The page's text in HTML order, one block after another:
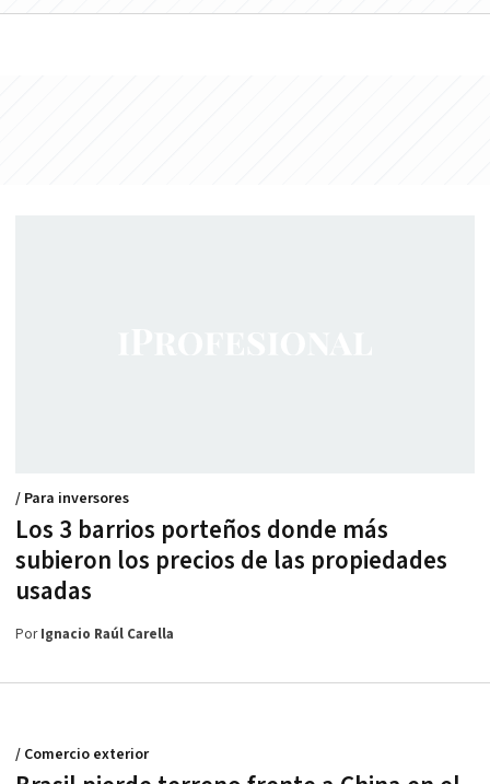
Los 3 barrios porteños donde más
subieron los precios de las propiedades
usadas
/ Para inversores
PorIgnacio Raúl Carella
/ Comercio exterior